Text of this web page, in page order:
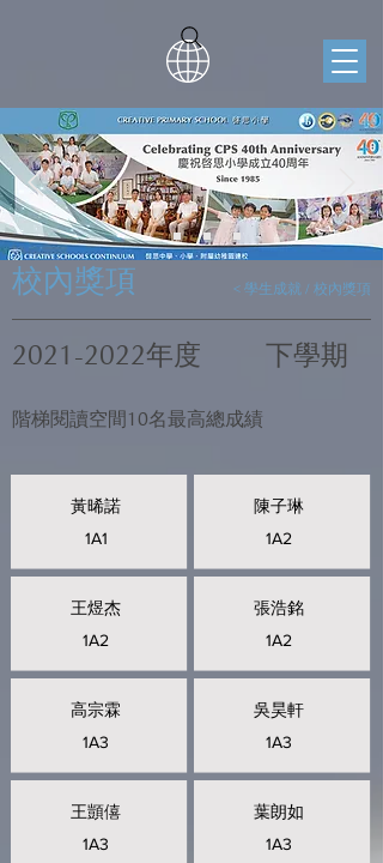
校內獎項 < 學生成就 / 校內獎項
2021-2022年度 下學期
階梯閱讀空間10名最高總成績
黃晞諾
1A1
王煜杰
1A2
高宗霖
1A3
王顗僖
1A3
陳子琳
1A2
張浩銘
1A2
吳昊軒
1A3
葉朗如
1A3